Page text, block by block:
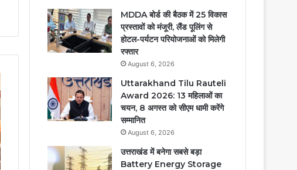
MDDA बोर्ड की बैठक में 25 विकास
प्रस्तावों को मंजूरी, लैंड पूलिंग से
होटल-पर्यटन परियोजनाओं को मिलेगी
रफ्तार
August 6, 2026
Uttarakhand Tilu Rauteli
Award 2026: 13 महिलाओं का
चयन, 8 अगस्त को सीएम धामी करेंगे
सम्मानित
August 6, 2026
उत्तराखंड में बनेगा सबसे बड़ा
Battery Energy Storage